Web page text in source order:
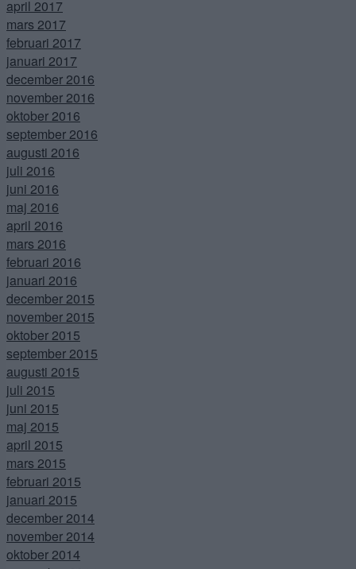
april 2017
mars 2017
februari 2017
januari 2017
december 2016
november 2016
oktober 2016
september 2016
augusti 2016
juli 2016
juni 2016
maj 2016
april 2016
mars 2016
februari 2016
januari 2016
december 2015
november 2015
oktober 2015
september 2015
augusti 2015
juli 2015
juni 2015
maj 2015
april 2015
mars 2015
februari 2015
januari 2015
december 2014
november 2014
oktober 2014